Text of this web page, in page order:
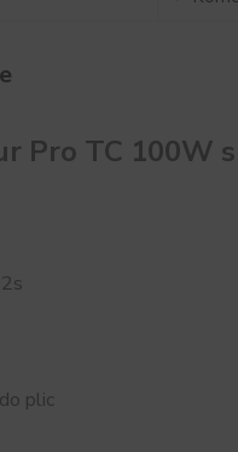
Pro TC 100W
plic